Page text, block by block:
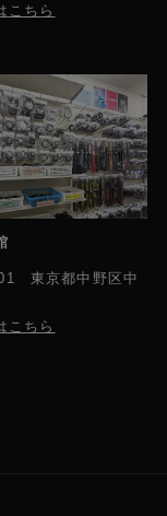
こちら
東京都中野区中
こちら